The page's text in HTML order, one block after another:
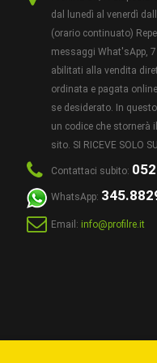
dal lunedì al venerdì
(orario continuato)
messaggi What'sApp,
abilitati alla vendita
ordinata e pagata
se desiderato. In
un codice che stornerà
sito. SI RICEVE SOLO
Contattaci subito:
WhatsApp:
Email: info@profilre.it